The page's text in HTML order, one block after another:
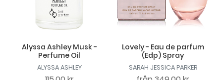
Alyssa Ashley Musk -
Perfume Oil
ALYSSA ASHLEY
Lovely - Eau de parfum
(Edp) Spray
SARAH JESSICA PARKER